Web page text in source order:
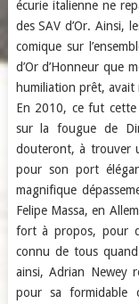
écurie italienne ne
des SAV d’Or. Ainsi,
comique sur
d’Or d’Honneur que
humiliation prêt, avait
En 2010, ce fut cette
sur la fougue de
douteront, à trouver
pour son port
magnifique
Felipe Massa, en
fort à propos, pour
connu de tous
ainsi, Adrian Newey
pour sa formidable